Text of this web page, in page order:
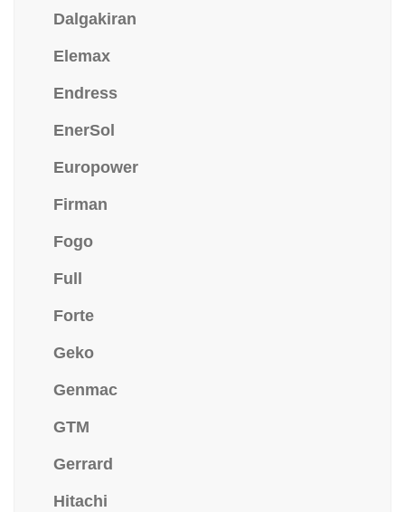
Dalgakiran
Elemax
Endress
EnerSol
Europower
Firman
Fogo
Full
Forte
Geko
Genmac
GTM
Gerrard
Hitachi